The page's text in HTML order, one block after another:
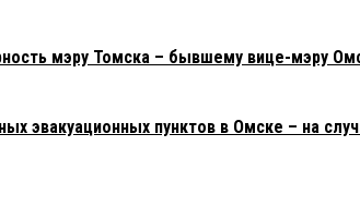
мэру Томска – бывшему вице-мэру
эвакуационных пунктов в Омске – на